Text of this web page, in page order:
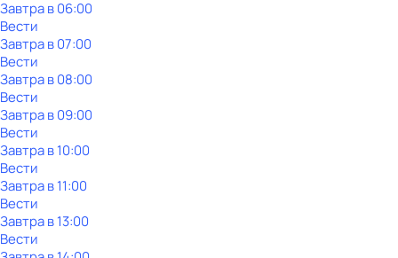
Завтра в 06:00
Вести
Завтра в 07:00
Вести
Завтра в 08:00
Вести
Завтра в 09:00
Вести
Завтра в 10:00
Вести
Завтра в 11:00
Вести
Завтра в 13:00
Вести